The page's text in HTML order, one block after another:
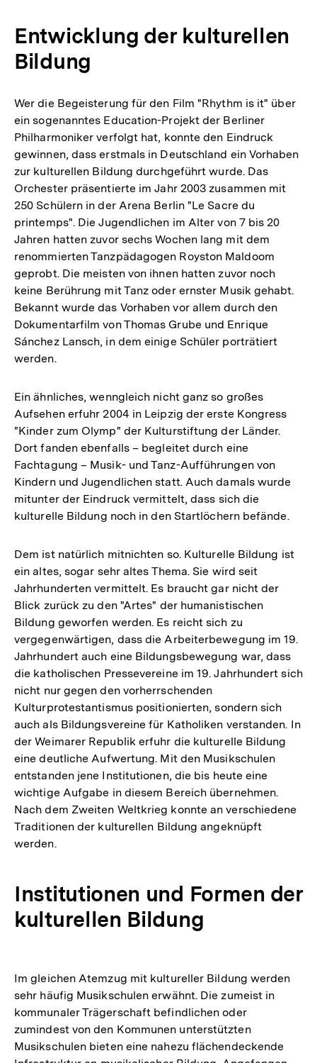
Entwicklung der kulturellen
Bildung
Wer die Begeisterung für den Film "Rhythm is it" über
ein sogenanntes Education-Projekt der Berliner
Philharmoniker verfolgt hat, konnte den Eindruck
gewinnen, dass erstmals in Deutschland ein Vorhaben
zur kulturellen Bildung durchgeführt wurde. Das
Orchester präsentierte im Jahr 2003 zusammen mit
250 Schülern in der Arena Berlin "Le Sacre du
printemps". Die Jugendlichen im Alter von 7 bis 20
Jahren hatten zuvor sechs Wochen lang mit dem
renommierten Tanzpädagogen Royston Maldoom
geprobt. Die meisten von ihnen hatten zuvor noch
keine Berührung mit Tanz oder ernster Musik gehabt.
Bekannt wurde das Vorhaben vor allem durch den
Dokumentarfilm von Thomas Grube und Enrique
Sánchez Lansch, in dem einige Schüler porträtiert
werden.
Ein ähnliches, wenngleich nicht ganz so großes
Aufsehen erfuhr 2004 in Leipzig der erste Kongress
"Kinder zum Olymp" der Kulturstiftung der Länder.
Dort fanden ebenfalls – begleitet durch eine
Fachtagung – Musik- und Tanz-Aufführungen von
Kindern und Jugendlichen statt. Auch damals wurde
mitunter der Eindruck vermittelt, dass sich die
kulturelle Bildung noch in den Startlöchern befände.
Dem ist natürlich mitnichten so. Kulturelle Bildung ist
ein altes, sogar sehr altes Thema. Sie wird seit
Jahrhunderten vermittelt. Es braucht gar nicht der
Blick zurück zu den "Artes" der humanistischen
Bildung geworfen werden. Es reicht sich zu
vergegenwärtigen, dass die Arbeiterbewegung im 19.
Jahrhundert auch eine Bildungsbewegung war, dass
die katholischen Pressevereine im 19. Jahrhundert sich
nicht nur gegen den vorherrschenden
Kulturprotestantismus positionierten, sondern sich
auch als Bildungsvereine für Katholiken verstanden. In
der Weimarer Republik erfuhr die kulturelle Bildung
eine deutliche Aufwertung. Mit den Musikschulen
entstanden jene Institutionen, die bis heute eine
wichtige Aufgabe in diesem Bereich übernehmen.
Nach dem Zweiten Weltkrieg konnte an verschiedene
Traditionen der kulturellen Bildung angeknüpft
werden.
Institutionen und Formen der
kulturellen Bildung
Im gleichen Atemzug mit kultureller Bildung werden
sehr häufig Musikschulen erwähnt. Die zumeist in
kommunaler Trägerschaft befindlichen oder
zumindest von den Kommunen unterstützten
Musikschulen bieten eine nahezu flächendeckende